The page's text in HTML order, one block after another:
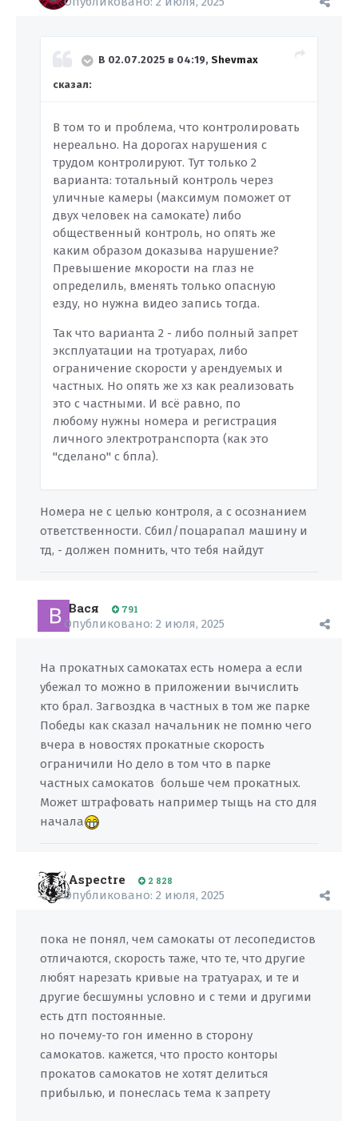
В 02.07.2025 в 04:19, Shevmax
сказал:
В том то и проблема, что контролировать
нереально. На дорогах нарушения с
трудом контролируют. Тут только 2
варианта: тотальный контроль через
уличные камеры (максимум поможет от
двух человек на самокате) либо
общественный контроль, но опять же
каким образом доказыва нарушение?
Превышение мкорости на глаз не
определиль, вменять только опасную
езду, но нужна видео запись тогда.
Так что варианта 2 - либо полный запрет
эксплуатации на тротуарах, либо
ограничение скорости у арендуемых и
частных. Но опять же хз как реализовать
это с частными. И всё равно, по
любому нужны номера и регистрация
личного электротранспорта (как это
"сделано" с бпла).
Номера не с целью контроля, а с осознанием
ответственности. Сбил/поцарапал машину и
тд, - должен помнить, что тебя найдут
Вася 791
Опубликовано: 2 июля, 2025
На прокатных самокатах есть номера а если
убежал то можно в приложении вычислить
кто брал. Загвоздка в частных в том же парке
Победы как сказал начальник не помню чего
вчера в новостях прокатные скорость
ограничили Но дело в том что в парке
частных самокатов больше чем прокатных.
Может штрафовать например тыщь на сто для
начала
Aspectre 2 828
Опубликовано: 2 июля, 2025
пока не понял, чем самокаты от лесопедистов
отличаются, скорость таже, что те, что другие
любят нарезать кривые на тратуарах, и те и
другие бесшумны условно и с теми и другими
есть дтп постоянные.
но почему-то гон именно в сторону
самокатов. кажется, что просто конторы
прокатов самокатов не хотят делиться
прибылью, и понеслась тема к запрету